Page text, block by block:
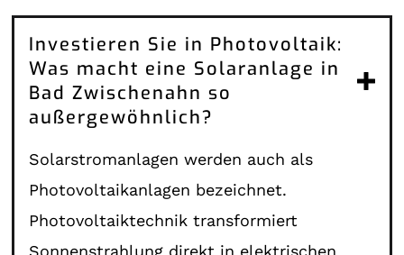
Investieren Sie in Photovoltaik:
Was macht eine Solaranlage in
Bad Zwischenahn so
außergewöhnlich?
Solarstromanlagen werden auch als
Photovoltaikanlagen bezeichnet.
Photovoltaiktechnik transformiert
Sonnenstrahlung direkt in elektrischen